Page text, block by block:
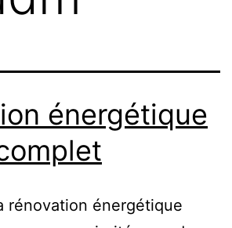
énergétique
rénovation énergétique